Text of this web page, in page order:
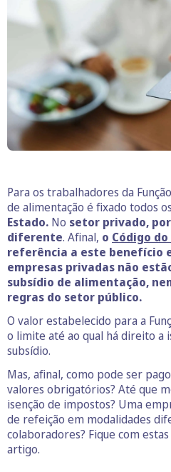
Para os trabalhadores da
de alimentação é fixado todos
Estado. No setor privado,
diferente. Afinal, o Código
referência a este benefício
empresas privadas não
subsídio de alimentação,
regras do setor público.
O valor estabelecido para a
o limite até ao qual há direito a
subsídio.
Mas, afinal, como pode ser
valores obrigatórios? Até que
isenção de impostos? Uma
de refeição em modalidades
colaboradores? Fique com
artigo.